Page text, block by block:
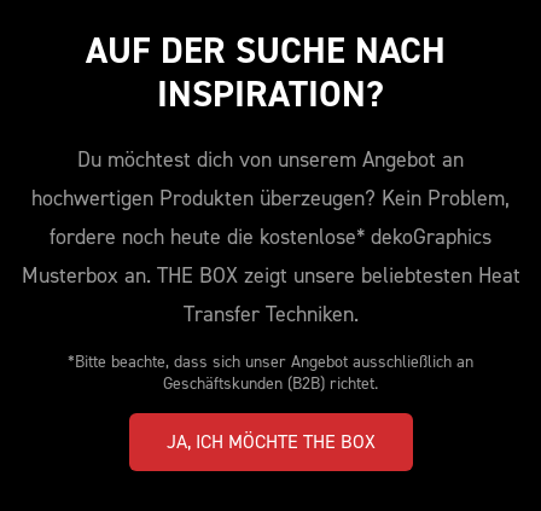
AUF DER SUCHE NACH
INSPIRATION?
Du möchtest dich von unserem Angebot an
hochwertigen Produkten überzeugen? Kein Problem,
fordere noch heute die kostenlose* dekoGraphics
Musterbox an. THE BOX zeigt unsere beliebtesten Heat
Transfer Techniken.
*Bitte beachte, dass sich unser Angebot ausschließlich an
Geschäftskunden (B2B) richtet.
JA, ICH MÖCHTE THE BOX